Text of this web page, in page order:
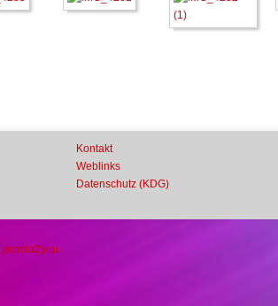
Kontakt
Weblinks
Datenschutz (KDG)
joomla2you